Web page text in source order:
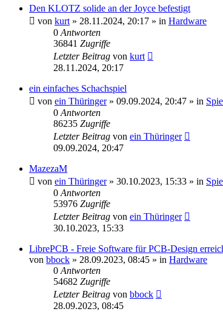
Den KLOTZ solide an der Joyce befestigt
von kurt » 28.11.2024, 20:17 » in Hardware
0 Antworten
36841 Zugriffe
Letzter Beitrag von kurt
28.11.2024, 20:17
ein einfaches Schachspiel
von ein Thüringer» 09.09.2024, 20:47 » in
0 Antworten
86235 Zugriffe
Letzter Beitrag von ein Thüringer
09.09.2024, 20:47
MazezaM
von ein Thüringer» 30.10.2023, 15:33 » in
0 Antworten
53976 Zugriffe
Letzter Beitrag von ein Thüringer
30.10.2023, 15:33
LibrePCB - Freie Software für PCB-Design
von bbock » 28.09.2023, 08:45 » in Hardware
0 Antworten
54682 Zugriffe
Letzter Beitrag von bbock
28.09.2023, 08:45